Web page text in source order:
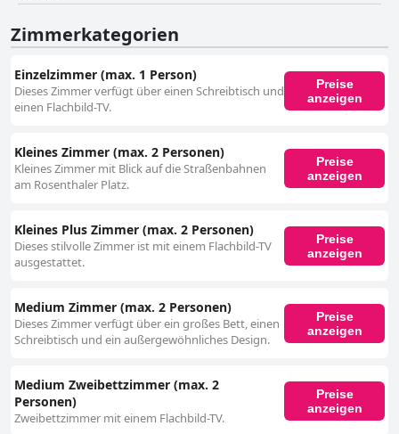
Zimmerkategorien
Einzelzimmer (max. 1 Person)
Dieses Zimmer verfügt über einen Schreibtisch und
einen Flachbild-TV.
Preise
anzeigen
Kleines Zimmer (max. 2 Personen)
Kleines Zimmer mit Blick auf die Straßenbahnen
am Rosenthaler Platz.
Preise
anzeigen
Kleines Plus Zimmer (max. 2 Personen)
Dieses stilvolle Zimmer ist mit einem Flachbild-TV
ausgestattet.
Preise
anzeigen
Medium Zimmer (max. 2 Personen)
Dieses Zimmer verfügt über ein großes Bett, einen
Schreibtisch und ein außergewöhnliches Design.
Preise
anzeigen
Medium Zweibettzimmer (max. 2
Personen)
Zweibettzimmer mit einem Flachbild-TV.
Preise
anzeigen